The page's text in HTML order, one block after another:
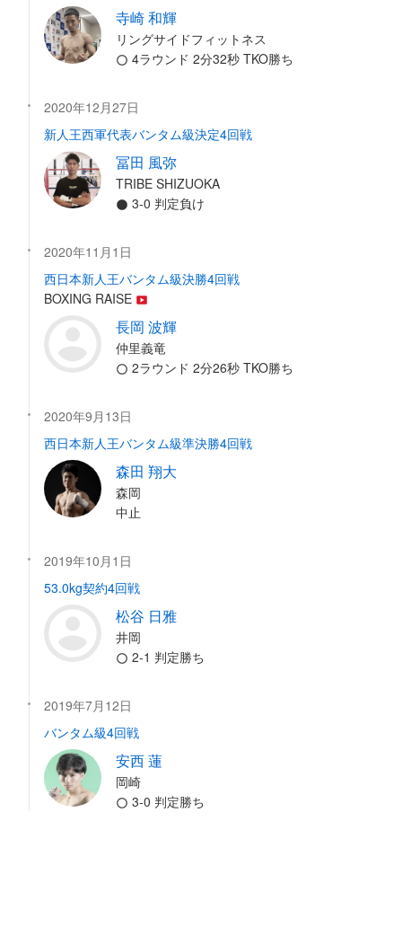
寺崎 和輝
リングサイドフィットネス
4ラウンド 2分32秒 TKO勝ち
2020年12月27日
新人王西軍代表バンタム級決定4回戦
冨田 風弥
TRIBE SHIZUOKA
3-0 判定負け
2020年11月1日
西日本新人王バンタム級決勝4回戦
BOXING RAISE
長岡 波輝
仲里義竜
2ラウンド 2分26秒 TKO勝ち
2020年9月13日
西日本新人王バンタム級準決勝4回戦
森田 翔大
森岡
中止
2019年10月1日
53.0kg契約4回戦
松谷 日雅
井岡
2-1 判定勝ち
2019年7月12日
バンタム級4回戦
安西 蓮
岡崎
3-0 判定勝ち